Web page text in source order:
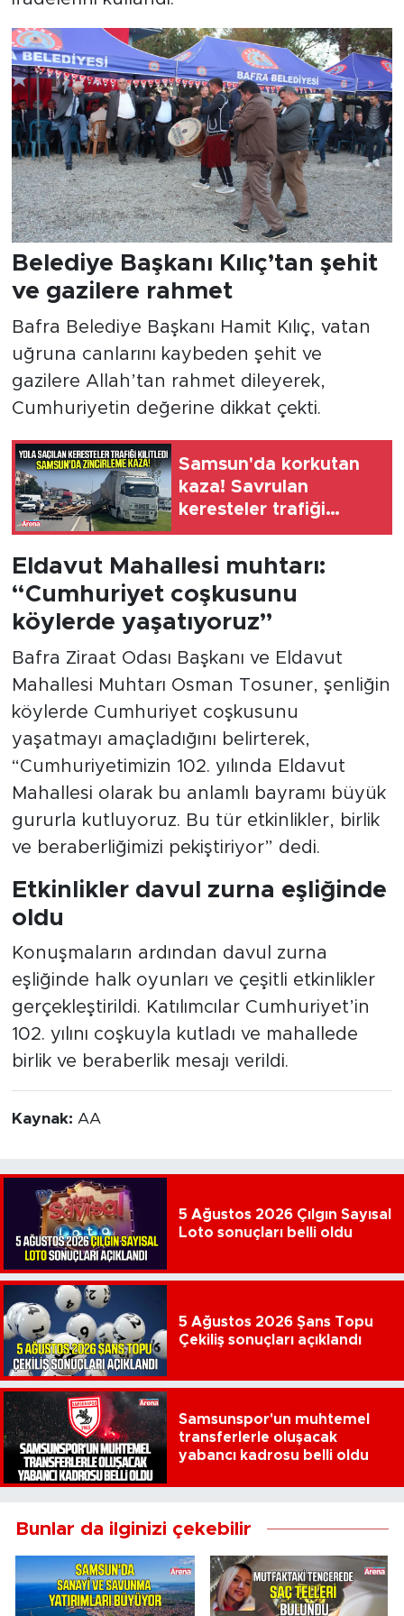
Belediye Başkanı Kılıç’tan şehit
ve gazilere rahmet
Bafra Belediye Başkanı Hamit Kılıç, vatan
uğruna canlarını kaybeden şehit ve
gazilere Allah’tan rahmet dileyerek,
Cumhuriyetin değerine dikkat çekti.
Samsun'da korkutan
kaza! Savrulan
keresteler trafiği
kilitledi
Eldavut Mahallesi muhtarı:
“Cumhuriyet coşkusunu
köylerde yaşatıyoruz”
Bafra Ziraat Odası Başkanı ve Eldavut
Mahallesi Muhtarı Osman Tosuner, şenliğin
köylerde Cumhuriyet coşkusunu
yaşatmayı amaçladığını belirterek,
“Cumhuriyetimizin 102. yılında Eldavut
Mahallesi olarak bu anlamlı bayramı büyük
gururla kutluyoruz. Bu tür etkinlikler, birlik
ve beraberliğimizi pekiştiriyor” dedi.
Etkinlikler davul zurna eşliğinde
oldu
Konuşmaların ardından davul zurna
eşliğinde halk oyunları ve çeşitli etkinlikler
gerçekleştirildi. Katılımcılar Cumhuriyet’in
102. yılını coşkuyla kutladı ve mahallede
birlik ve beraberlik mesajı verildi.
Kaynak: AA
5 Ağustos 2026 Çılgın Sayısal
Loto sonuçları belli oldu
5 Ağustos 2026 Şans Topu
Çekiliş sonuçları açıklandı
Samsunspor'un muhtemel
transferlerle oluşacak
yabancı kadrosu belli oldu
Bunlar da ilginizi çekebilir